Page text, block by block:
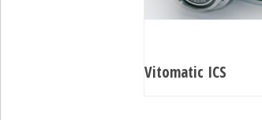
Vitomatic ICS